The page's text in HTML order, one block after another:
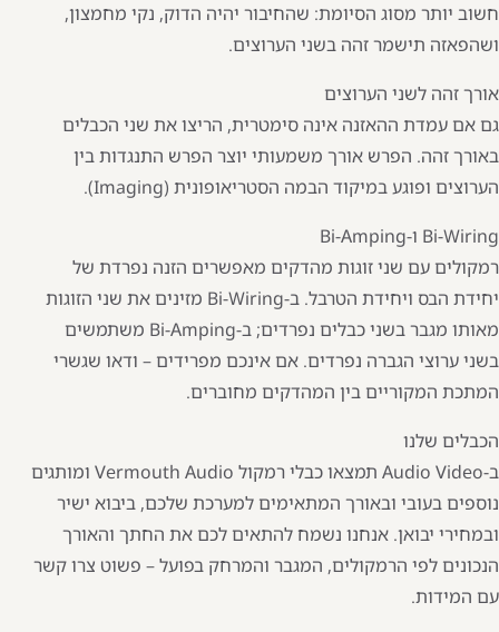
חשוב יותר מסוג הסיומת: שהחיבור יהיה הדוק, נקי מחמצון,
ושהפאזה תישמר זהה בשני הערוצים.
אורך זהה לשני הערוצים
גם אם עמדת ההאזנה אינה סימטרית, הריצו את שני הכבלים
באורך זהה. הפרש אורך משמעותי יוצר הפרש התנגדות בין
הערוצים ופוגע במיקוד הבמה הסטריאופונית (Imaging).
Bi-Wiring ו-Bi-Amping
רמקולים עם שני זוגות מהדקים מאפשרים הזנה נפרדת של
יחידת הבס ויחידת הטרבל. ב-Bi-Wiring מזינים את שני הזוגות
מאותו מגבר בשני כבלים נפרדים; ב-Bi-Amping משתמשים
בשני ערוצי הגברה נפרדים. אם אינכם מפרידים – ודאו שגשרי
המתכת המקוריים בין המהדקים מחוברים.
הכבלים שלנו
ב-Audio Video תמצאו כבלי רמקול
Vermouth Audio ומותגים
נוספים בעובי ובאורך המתאימים למערכת שלכם, ביבוא ישיר
ובמחירי יבואן. אנחנו נשמח להתאים לכם את החתך והאורך
הנכונים לפי הרמקולים, המגבר והמרחק בפועל – פשוט צרו קשר
עם המידות.